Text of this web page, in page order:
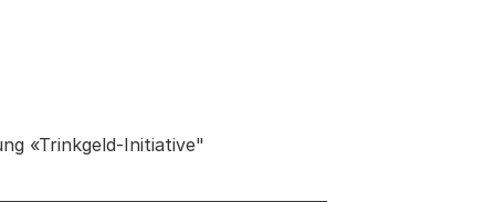
«Trinkgeld-Initiative"